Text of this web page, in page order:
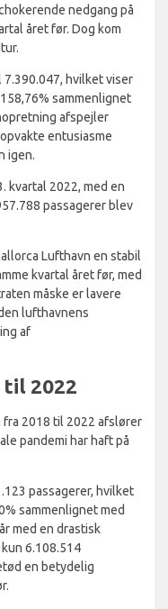
nedgang på
året før. Dog kom
hvilket viser
sammenlignet
afspejler
entusiasme
igen.
kvartal 2022, med en
passagerer blev
Lufthavn en stabil
kvartal året før, med
måske er lavere
lufthavnens
af
til 2022
2018 til 2022 afslører
pandemi har haft på
passagerer, hvilket
sammenlignet med
med en drastisk
6.108.514
en betydelig